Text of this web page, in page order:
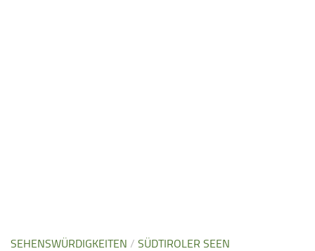
SEHENSWÜRDIGKEITEN / SÜDTIROLER SEEN